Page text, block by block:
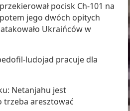
pocisk Ch-101 na
jego dwóch opitych
Ukraińców w
ludojad pracuje dla
Netanjahu jest
aresztować